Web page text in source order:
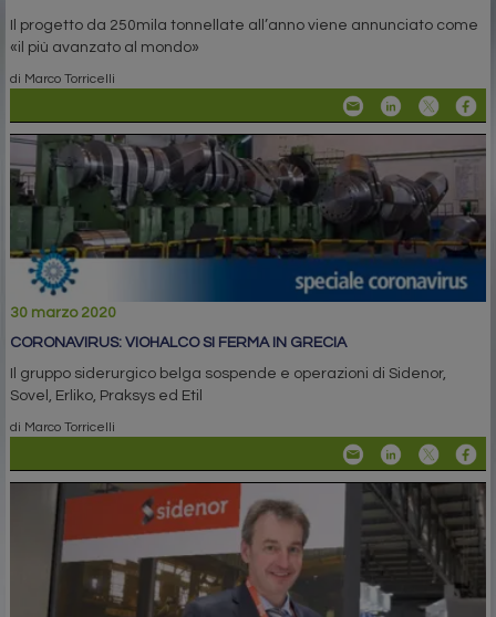
Il progetto da 250mila tonnellate all’anno viene annunciato come
«il più avanzato al mondo»
di Marco Torricelli
30 marzo 2020
CORONAVIRUS: VIOHALCO SI FERMA IN GRECIA
Il gruppo siderurgico belga sospende e operazioni di Sidenor,
Sovel, Erliko, Praksys ed Etil
di Marco Torricelli